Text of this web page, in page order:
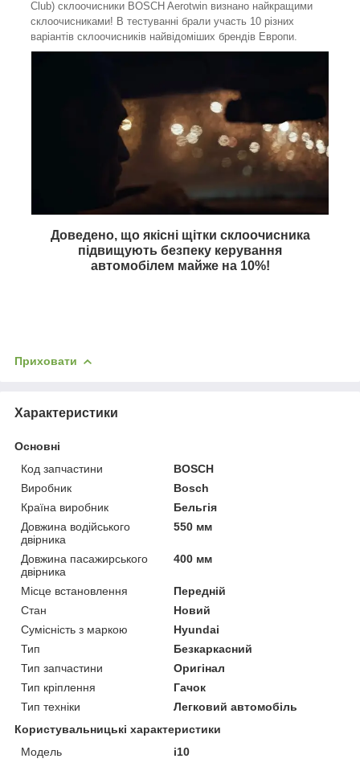
Club) склоочисники BOSCH Aerotwin визнано найкращими
склоочисниками! В тестуванні брали участь 10 різних
варіантів склоочисників найвідоміших брендів Европи.
Доведено, що якісні щітки склоочисника
підвищують безпеку керування
автомобілем майже на 10%!
Приховати
Характеристики
Основні
Код запчастини
BOSCH
Виробник
Bosch
Країна виробник
Бельгія
Довжина водійського
двірника
550 мм
Довжина пасажирського
двірника
400 мм
Місце встановлення
Передній
Стан
Новий
Сумісність з маркою
Hyundai
Тип
Безкаркасний
Тип запчастини
Оригінал
Тип кріплення
Гачок
Тип техніки
Легковий автомобіль
Користувальницькі характеристики
Мoдель
i10